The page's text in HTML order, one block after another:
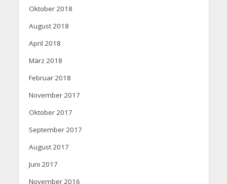
Oktober 2018
August 2018
April 2018
März 2018
Februar 2018
November 2017
Oktober 2017
September 2017
August 2017
Juni 2017
November 2016